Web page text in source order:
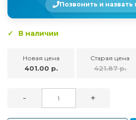
Позвонить и
В наличии
Новая цена
401.00 р.
Старая цена
421.87 р.
- +